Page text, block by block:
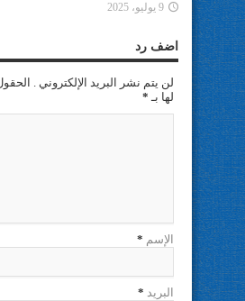
9 يوليو، 2025
اضف رد
لن يتم نشر البريد الإلكتروني .
لها بـ *
الإسم *
البريد *